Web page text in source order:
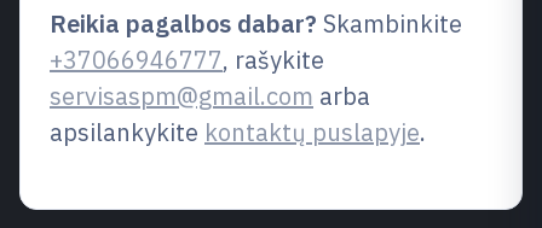
Reikia pagalbos dabar? Skambinkite
+37066946777, rašykite
servisaspm@gmail.com arba
apsilankykite kontaktų puslapyje.